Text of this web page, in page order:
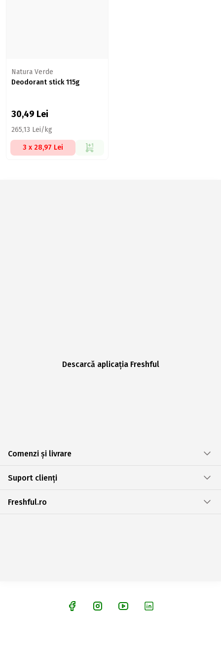
Natura Verde
Deodorant stick 115g
30,49 Lei
265,13 Lei/kg
3 x 28,97 Lei
Descarcă aplicația Freshful
Comenzi și livrare
Suport clienți
Freshful.ro